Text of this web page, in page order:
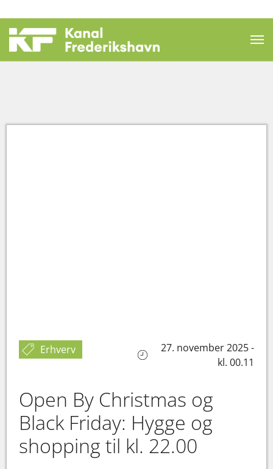
Erhverv
27. november 2025 -
kl. 00.11
Open By Christmas og
Black Friday: Hygge og
shopping til kl. 22.00